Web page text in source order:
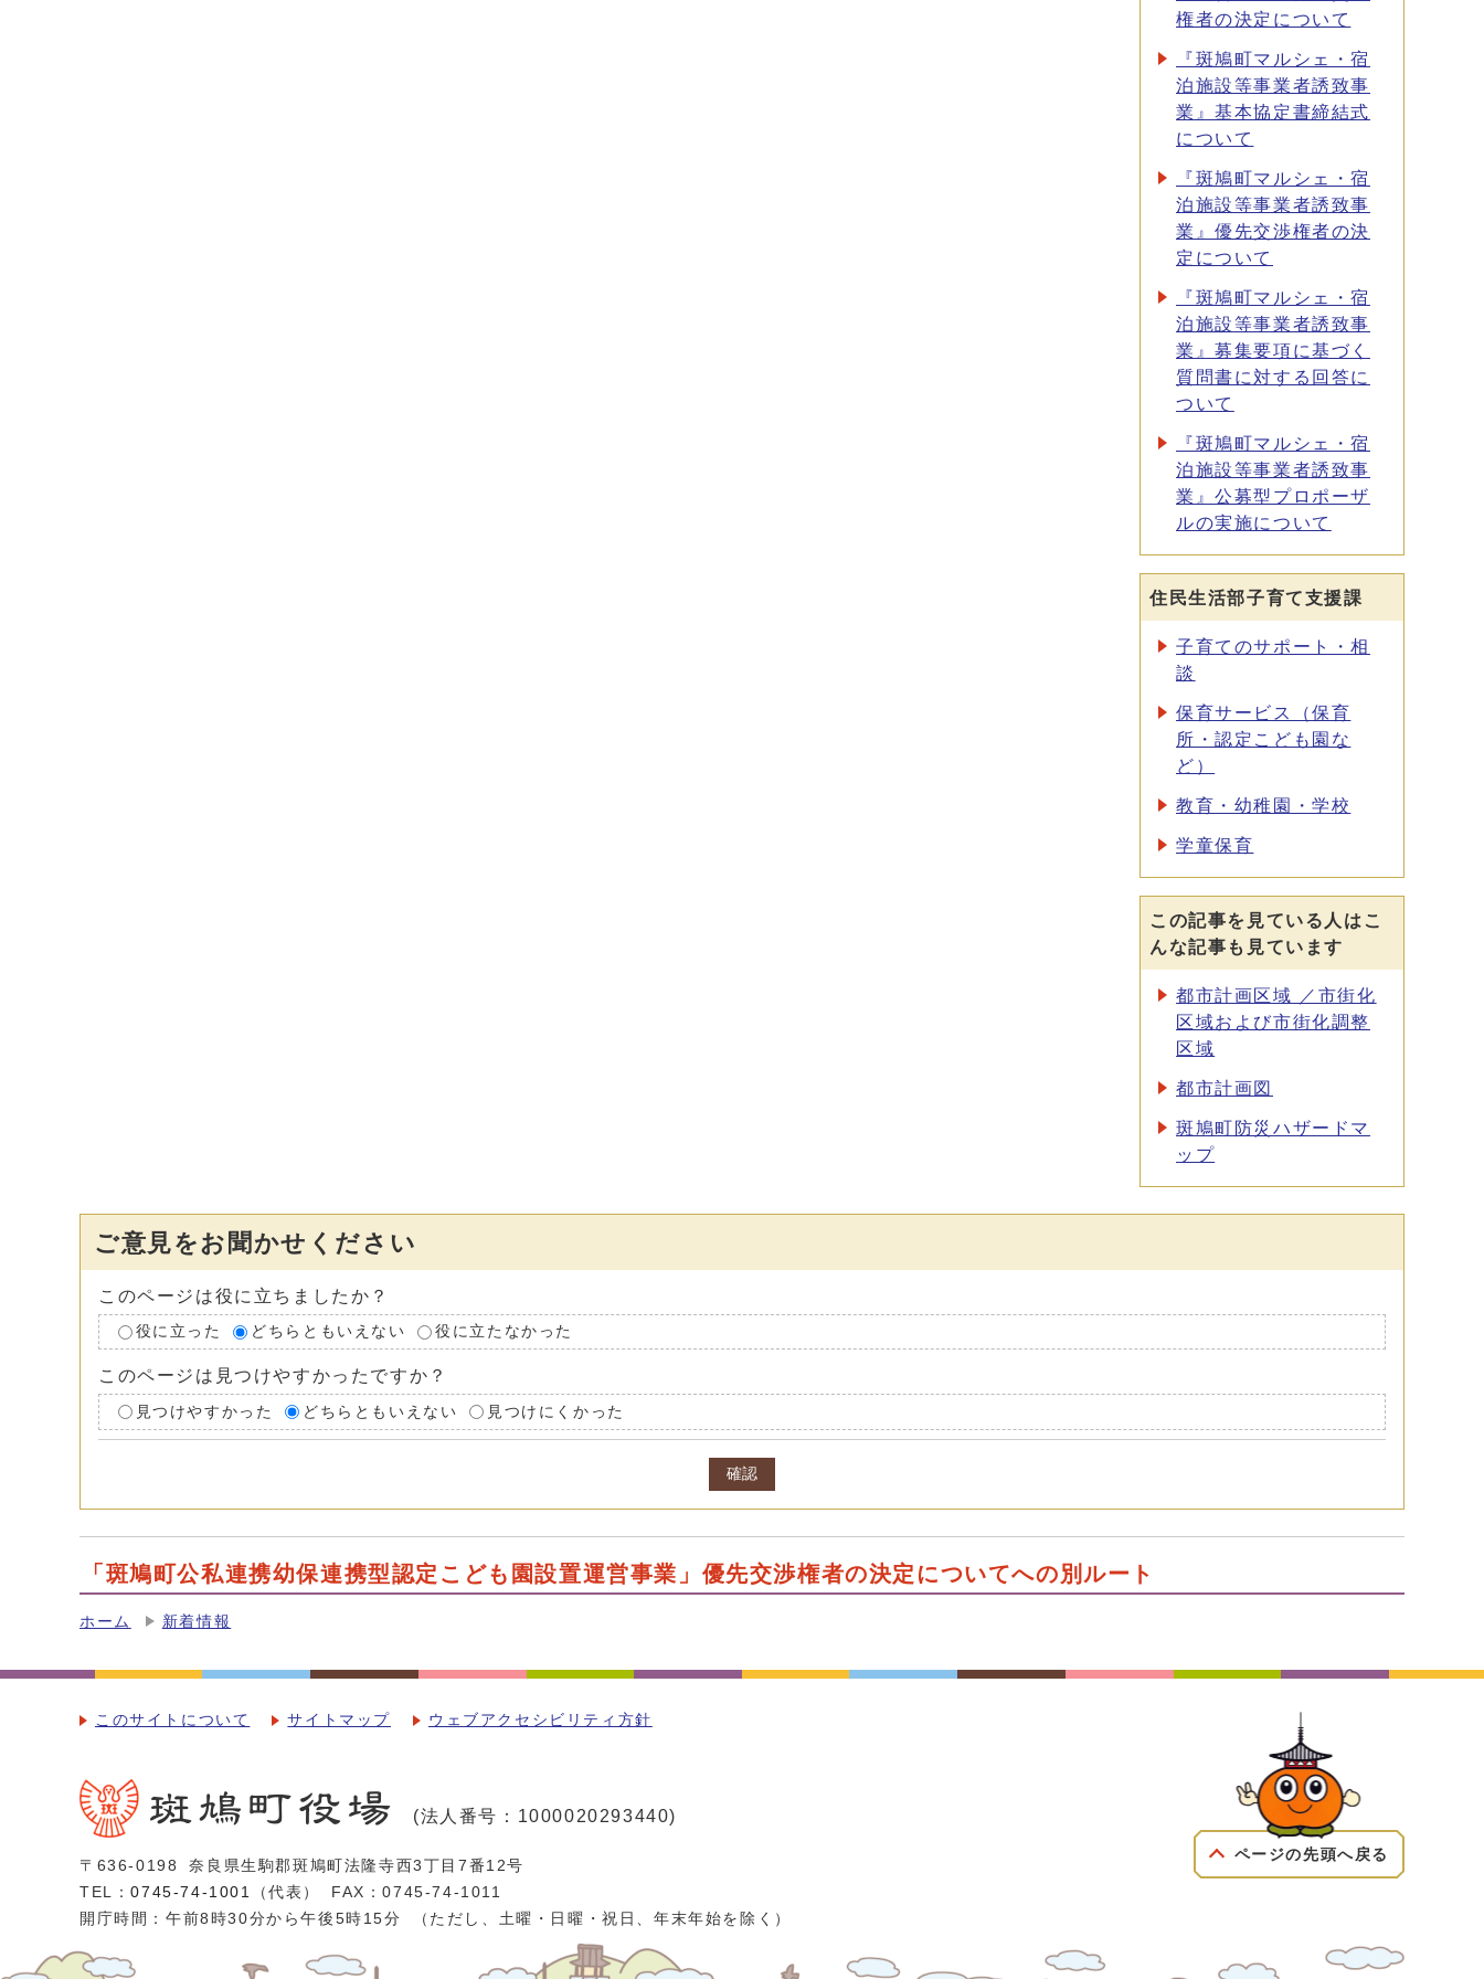
権者の決定について
『斑鳩町マルシェ・宿
泊施設等事業者誘致事
業』基本協定書締結式
について
『斑鳩町マルシェ・宿
泊施設等事業者誘致事
業』優先交渉権者の決
定について
『斑鳩町マルシェ・宿
泊施設等事業者誘致事
業』募集要項に基づく
質問書に対する回答に
ついて
『斑鳩町マルシェ・宿
泊施設等事業者誘致事
業』公募型プロポーザ
ルの実施について
住民生活部子育て支援課
子育てのサポート・相
談
保育サービス（保育
所・認定こども園な
ど）
教育・幼稚園・学校
学童保育
この記事を見ている人はこ
んな記事も見ています
都市計画区域 ／市街化
区域および市街化調整
区域
都市計画図
斑鳩町防災ハザードマ
ップ
ご意見をお聞かせください
このページは役に立ちましたか？
役に立った どちらともいえない 役に立たなかった
このページは見つけやすかったですか？
見つけやすかった どちらともいえない 見つけにくかった
確認
「斑鳩町公私連携幼保連携型認定こども園設置運営事業」優先交渉権者の決定についてへの別ルート
ホーム 新着情報
このサイトについて サイトマップ ウェブアクセシビリティ方針
(法人番号：1000020293440)
〒636-0198
奈良県生駒郡斑鳩町法隆寺西3丁目7番12号
TEL：0745-74-1001 （代表）
FAX：0745-74-1011
開庁時間：午前8時30分から午後5時15分
（ただし、土曜・日曜・祝日、年末年始を除く）
ページの先頭へ戻る